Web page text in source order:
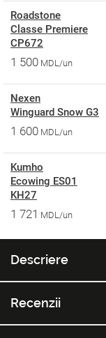
Roadstone
Classe Premiere
CP672
1 500 MDL/un
Nexen
Winguard Snow G3
1 600 MDL/un
Kumho
Ecowing ES01
KH27
1 721 MDL/un
Descriere
Recenzii